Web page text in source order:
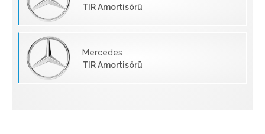
TIR Amortisörü
Mercedes
TIR Amortisörü